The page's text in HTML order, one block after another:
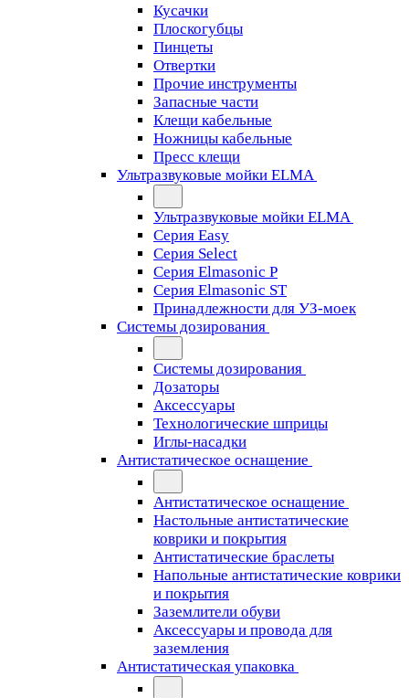
Кусачки
Плоскогубцы
Пинцеты
Отвертки
Прочие инструменты
Запасные части
Клещи кабельные
Ножницы кабельные
Пресс клещи
Ультразвуковые мойки ELMA
Ультразвуковые мойки ELMA
Серия Easy
Серия Select
Серия Elmasonic P
Серия Elmasonic ST
Принадлежности для УЗ-моек
Системы дозирования
Системы дозирования
Дозаторы
Аксессуары
Технологические шприцы
Иглы-насадки
Антистатическое оснащение
Антистатическое оснащение
Настольные антистатические
коврики и покрытия
Антистатические браслеты
Напольные антистатические коврики
и покрытия
Заземлители обуви
Аксессуары и провода для
заземления
Антистатическая упаковка